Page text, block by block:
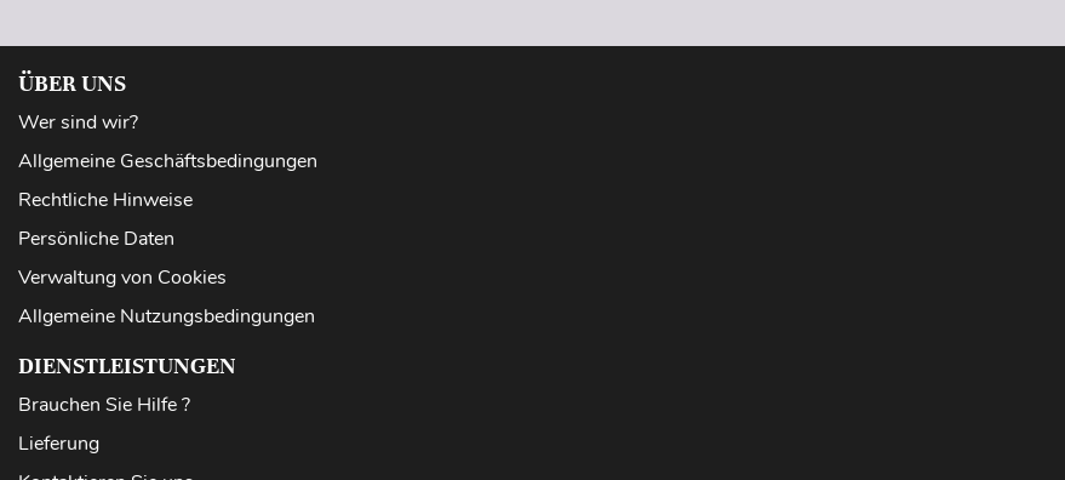
ÜBER UNS
Wer sind wir?
Allgemeine Geschäftsbedingungen
Rechtliche Hinweise
Persönliche Daten
Verwaltung von Cookies
Allgemeine Nutzungsbedingungen
DIENSTLEISTUNGEN
Brauchen Sie Hilfe ?
Lieferung